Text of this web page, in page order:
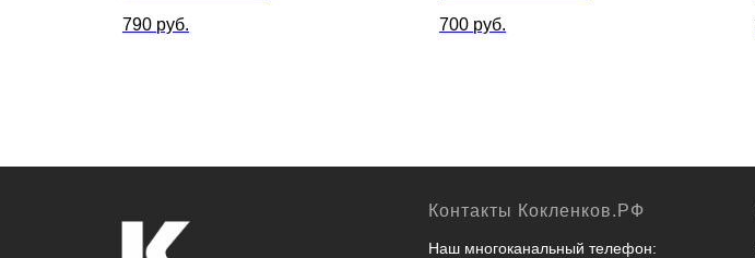
790 руб.
700 руб.
Контакты Кокленков.РФ
Наш многоканальный телефон: